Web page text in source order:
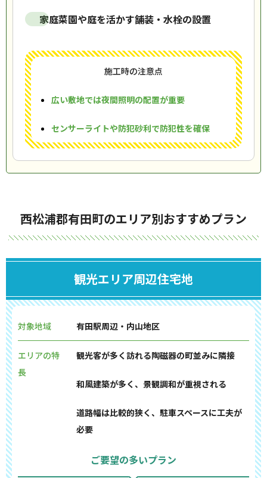
家庭菜園や庭を活かす舗装・水栓の設置
施工時の注意点
広い敷地では夜間照明の配置が重要
センサーライトや防犯砂利で防犯性を確保
西松浦郡有田町のエリア別おすすめプラン
観光エリア周辺住宅地
対象地域 有田駅周辺・内山地区
エリアの特
長
観光客が多く訪れる陶磁器の町並みに隣接
和風建築が多く、景観調和が重視される
道路幅は比較的狭く、駐車スペースに工夫が
必要
ご要望の多いプラン